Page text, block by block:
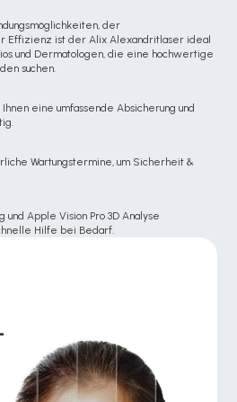
der
Effizienz ist der Alix Alexandritlaser ideal
und Dermatologen, die eine hochwertige
suchen.
eine umfassende Absicherung und
Wartungstermine, um Sicherheit &
Apple Vision Pro 3D Analyse
Hilfe bei Bedarf.